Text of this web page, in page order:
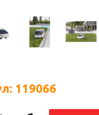
119066